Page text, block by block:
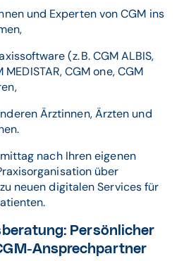
und Experten von CGM ins
(z. B. CGM ALBIS,
MEDISTAR, CGM one, CGM
Ärztinnen, Ärzten und
nach Ihren eigenen
über
neuen digitalen Services für
Persönlicher
Ansprechpartner